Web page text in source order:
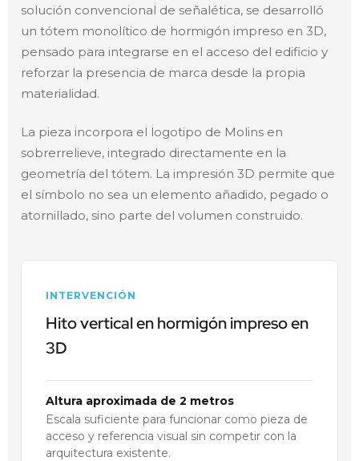
solución convencional de señalética, se desarrolló
un tótem monolítico de hormigón impreso en 3D,
pensado para integrarse en el acceso del edificio y
reforzar la presencia de marca desde la propia
materialidad.
La pieza incorpora el logotipo de Molins en
sobrerrelieve, integrado directamente en la
geometría del tótem. La impresión 3D permite que
el símbolo no sea un elemento añadido, pegado o
atornillado, sino parte del volumen construido.
INTERVENCIÓN
Hito vertical en hormigón impreso en
3D
Altura aproximada de 2 metros
Escala suficiente para funcionar como pieza de
acceso y referencia visual sin competir con la
arquitectura existente.